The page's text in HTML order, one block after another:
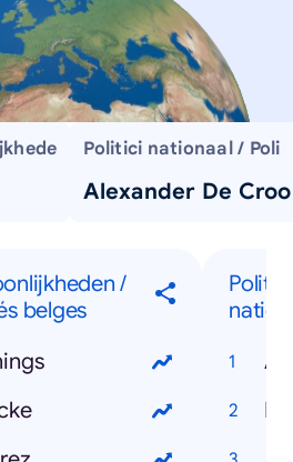
Politici nationaal / Poli
Alexander De Croo
/
belges